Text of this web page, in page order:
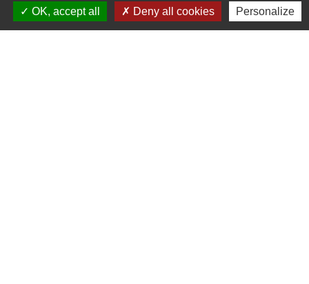
Commune de Gennes
1 rue du Lavoir
25660 Gennes - FRANCE
OK, accept all
Deny all cookies Personalize